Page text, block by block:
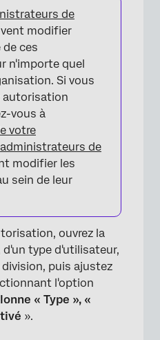
permissions
autorisations
de l’enquête
de
modifier
ces
n'importe quel
Si vous
autorisation
vous à
votre
administrateurs de
modifier les
sein de leur
ouvrez la
type d'utilisateur,
puis ajustez
l'option
« Type », «
».